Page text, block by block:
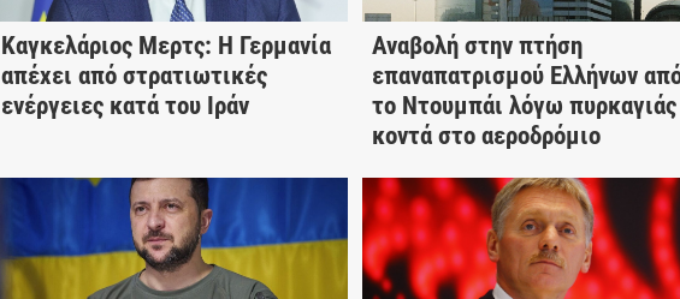
Καγκελάριος Μερτς: Η Γερμανία
απέχει από στρατιωτικές
ενέργειες κατά του Ιράν
Αναβολή στην πτήση
επαναπατρισμού Ελλήνων
το Ντουμπάι λόγω πυρκαγιάς
κοντά στο αεροδρόμιο